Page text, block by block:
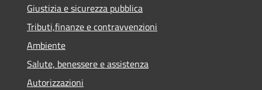
Giustizia e sicurezza pubblica
Tributi,finanze e contravvenzioni
Ambiente
Salute, benessere e assistenza
Autorizzazioni